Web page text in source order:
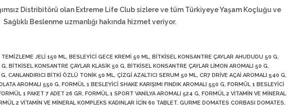
Distribitörü olan Extreme Life Club sizlere ve tüm Türkiyeye Yaşam Koçluğu ve
Sağlıklı Beslenme uzmanlığı hakında hizmet veriyor.
JELI 150 ML, BESLEYICI GECE KREMI 50 ML, BITKISEL KONSANTRE ÇAYLAR AHUDUDU 50 G,
G, BITKISEL KONSANTRE ÇAYLAR KLASIK 50 G, BITKISEL KONSANTRE ÇAYLAR LIMON AROMALI 50 G,
, CANLANDIRICI BITKI ÖZLÜ TONIK 50 ML, ÇIZGI AZALTICI SERUM 50 ML, CR7 DRIVE AÇAI AROMALI 540 G,
AROMALI 550 G, FORMÜL 1 BESLEYICI SHAKE KARIŞIMI FINDIK AROMALI 550 G, FORMÜL 1 BESLEYICI
1 PAKET 7 ADET 26 GR, FORMÜL 1 SPORT VANILYA AROMALI 524 G, FORMÜL 2 VITAMIN VE MINERAL
2 VITAMIN VE MINERAL KOMPLEKS KADINLAR İÇIN 60 TABLET, GURME DOMATES ÇORBASI DOMATES,